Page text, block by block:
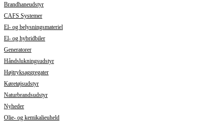
Brandhaneudstyr
CAFS Systemer
El- og belysningsmateriel
El- og hybridbiler
Generatorer
Håndslukningsudstyr
Højtryksaggregater
Køretøjsudstyr
Naturbrandsudstyr
Nyheder
Olie- og kemikalieuheld